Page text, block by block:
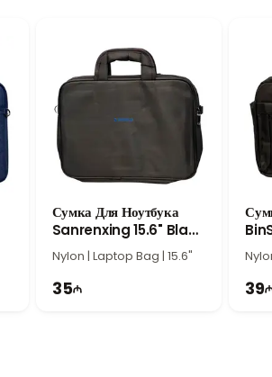
ежедневной эксплуатации.
внешний вид. Практичная
и обеспечивает дополнительную
использования.
использования
станет практичным аксессуаром для
, материалNylonи функциональная
Сумка Для Ноутбука
Sanrenxing 15.6" Black
Truffle
Nylon | Laptop Bag | 15.6"
35
Zone
39